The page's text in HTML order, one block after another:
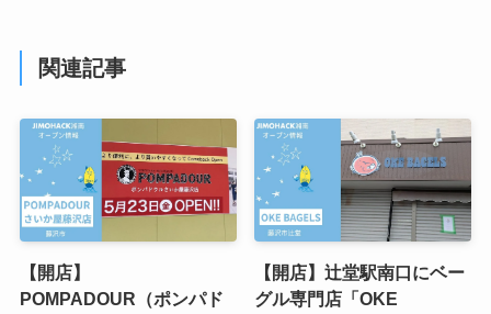
関連記事
【開店】
POMPADOUR（ポンパド
【開店】辻堂駅南口にベー
グル専門店「OKE